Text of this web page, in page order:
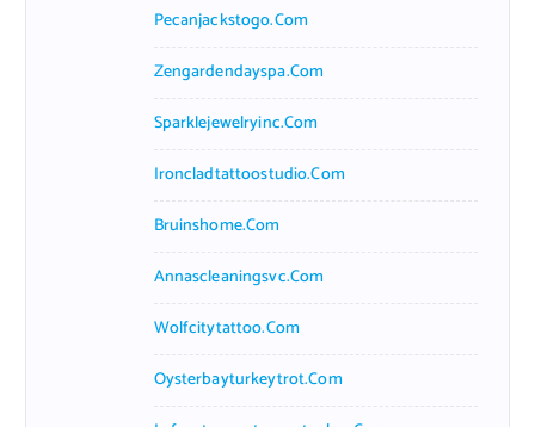
Pecanjackstogo.com
Zengardendayspa.com
Sparklejewelryinc.com
Ironcladtattoostudio.com
Bruinshome.com
Annascleaningsvc.com
Wolfcitytattoo.com
Oysterbayturkeytrot.com